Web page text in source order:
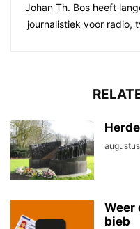
Johan Th. Bos heeft
journalistiek voor radio,
Weer
bieb